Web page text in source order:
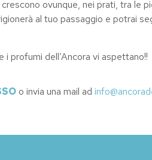
crescono ovunque, nei prati, tra le
al tuo passaggio e potrai
i profumi dell’Ancora vi aspettano!!
o invia una mail ad